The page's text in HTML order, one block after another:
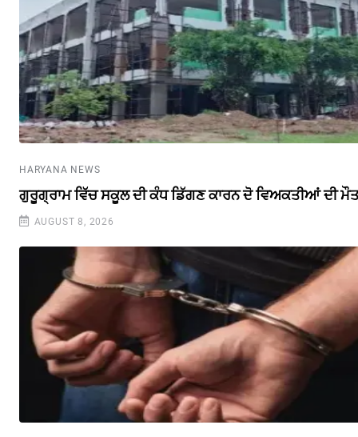
HARYANA NEWS
ਗੁਰੂਗ੍ਰਾਮ ਵਿੱਚ ਸਕੂਲ ਦੀ ਕੰਧ ਡਿੱਗਣ ਕਾਰਨ ਦੋ ਵਿਅਕਤੀਆਂ ਦੀ
AUGUST 8, 2026